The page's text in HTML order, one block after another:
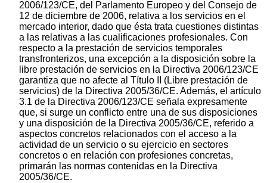
2006/123/CE, del Parlamento Europeo y del Consejo de
12 de diciembre de 2006, relativa a los servicios en el
mercado interior, dado que ésta trata cuestiones distintas
a las relativas a las cualificaciones profesionales. Con
respecto a la prestación de servicios temporales
transfronterizos, una excepción a la disposición sobre la
libre prestación de servicios en la Directiva 2006/123/CE
garantiza que no afecte al Título II (Libre prestación de
servicios) de la Directiva 2005/36/CE. Además, el artículo
3.1 de la Directiva 2006/123/CE señala expresamente
que, si surge un conflicto entre una de sus disposiciones
y una disposición de la Directiva 2005/36/CE, referido a
aspectos concretos relacionados con el acceso a la
actividad de un servicio o su ejercicio en sectores
concretos o en relación con profesiones concretas,
primarán las normas contenidas en la Directiva
2005/36/CE.